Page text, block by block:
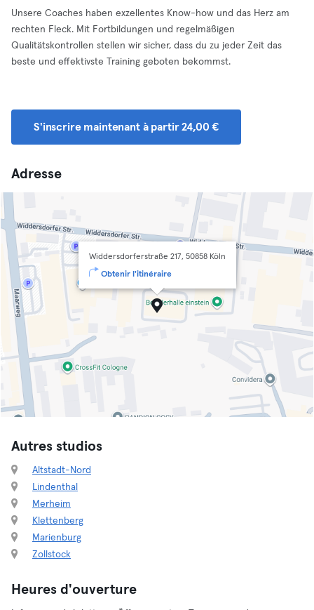
Unsere Coaches haben exzellentes Know-how und das Herz am
rechten Fleck. Mit Fortbildungen und regelmäßigen
Qualitätskontrollen stellen wir sicher, dass du zu jeder Zeit das
beste und effektivste Training geboten bekommst.
S'inscrire maintenant à partir 24,00 €
Adresse
Widdersdorferstraße 217, 50858 Köln
Obtenir l'itinéraire
Autres studios
Altstadt-Nord
Lindenthal
Merheim
Klettenberg
Marienburg
Zollstock
Heures d'ouverture